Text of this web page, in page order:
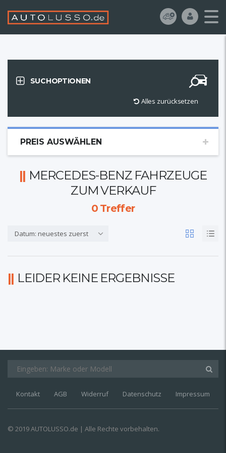
SUCHOPTIONEN
Alles zurücksetzen
PREIS AUSWÄHLEN
MERCEDES-BENZ FAHRZEUGE
ZUM VERKAUF
0Treffer
Datum: neuestes zuerst
LEIDER KEINE ERGEBNISSE
Kontakt AGB Widerruf Datenschutz Impressum
© 2019 AUTOLUSSO.de | Alle Rechte vorbehalten.